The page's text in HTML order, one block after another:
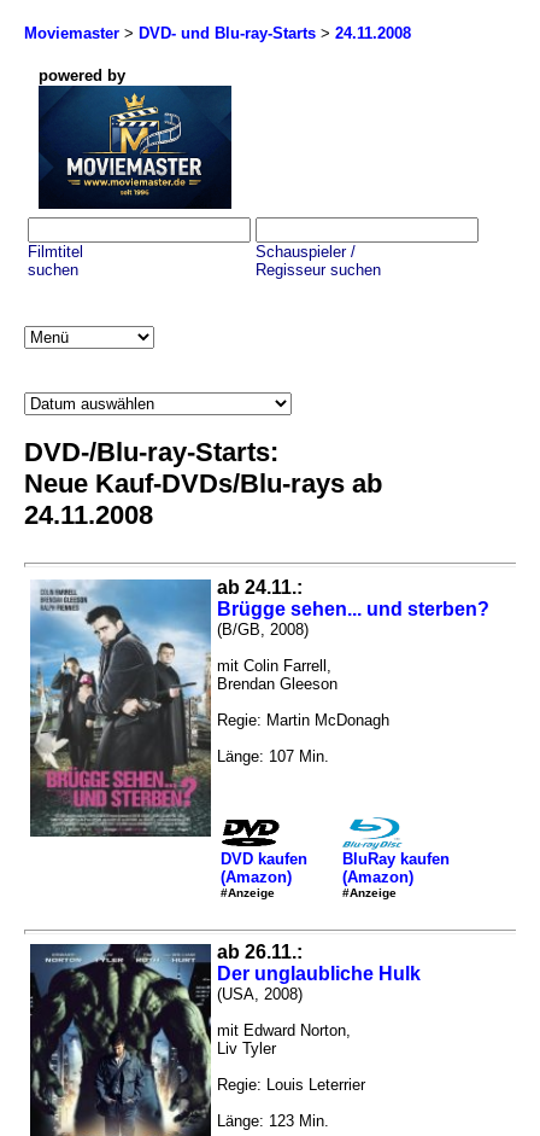
Moviemaster > DVD- und Blu-ray-Starts > 24.11.2008
powered by
Filmtitel
suchen
Schauspieler /
Regisseur suchen
DVD-/Blu-ray-Starts:
Neue Kauf-DVDs/Blu-rays ab
24.11.2008
ab 24.11.:
Brügge sehen... und sterben?
(B/GB, 2008)
mit Colin Farrell,
Brendan Gleeson
Regie: Martin McDonagh
Länge: 107 Min.
DVD kaufen
(Amazon)
#Anzeige
BluRay kaufen
(Amazon)
#Anzeige
ab 26.11.:
Der unglaubliche Hulk
(USA, 2008)
mit Edward Norton,
Liv Tyler
Regie: Louis Leterrier
Länge: 123 Min.